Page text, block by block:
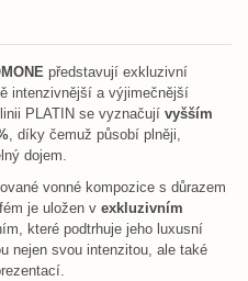
představují exkluzivní
intenzivnější a výjimečnější
PLATIN se vyznačují vyšším
, díky čemuž působí plněji,
dojem.
vonné kompozice s důrazem
je uložen v exkluzivním
které podtrhuje jeho luxusní
nejen svou intenzitou, ale také